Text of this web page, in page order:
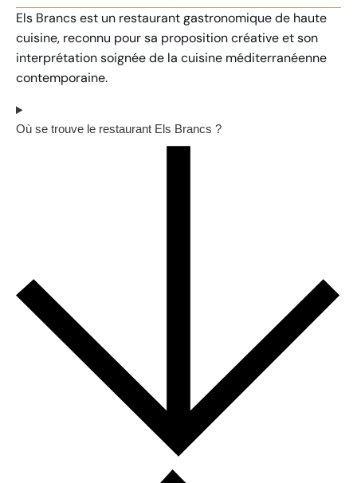
Els Brancs est un restaurant gastronomique de haute
cuisine, reconnu pour sa proposition créative et son
interprétation soignée de la cuisine méditerranéenne
contemporaine.
Où se trouve le restaurant Els Brancs ?